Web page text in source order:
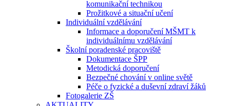
komunikační technikou
Prožitkové a situační učení
Individuální vzdělávání
Informace a doporučení MŠMT k
individuálnímu vzdělávání
Školní poradenské pracoviště
Dokumentace ŠPP
Metodická doporučení
Bezpečné chování v online světě
Péče o fyzické a duševní zdraví žáků
Fotogalerie ZŠ